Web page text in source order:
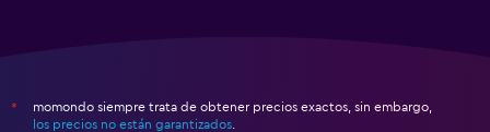
*
momondo siempre trata de obtener precios exactos, sin embargo,
los precios no están garantizados